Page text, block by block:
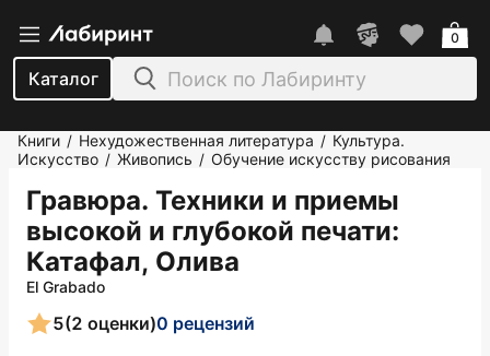
Каталог
0
Книги / Нехудожественная литература / Культура.
Искусство / Живопись / Обучение искусству рисования
Гравюра. Техники и приемы
высокой и глубокой печати:
Катафал, Олива
El Grabado
5(2 оценки)0 рецензий